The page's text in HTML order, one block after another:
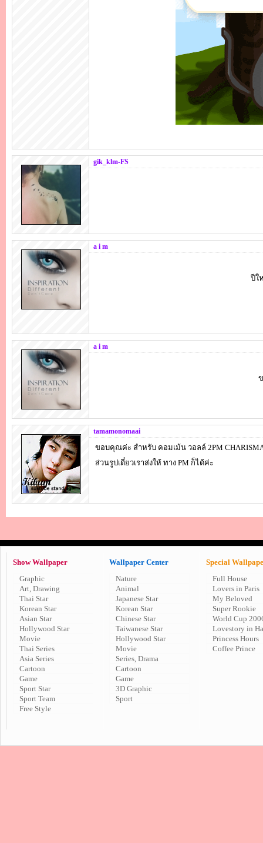
gik_klm-FS
a i m
ปีใ
a i m
tamamonomaai
ขอบคุณค่ะ สำหรับ คอมเม้น วอลล์ 2PM
ส่วนรูปเดี๋ยวเราส่งให้ ทาง PM ก็ได้ค่ะ
Show Wallpaper
Graphic
Art, Drawing
Thai Star
Korean Star
Asian Star
Hollywood Star
Movie
Thai Series
Asia Series
Cartoon
Game
Sport Star
Sport Team
Free Style
Wallpaper Center
Nature
Animal
Japanese Star
Korean Star
Chinese Star
Taiwanese Star
Hollywood Star
Movie
Series, Drama
Cartoon
Game
3D Graphic
Sport
Special
Full House
Lovers in Paris
My Beloved
Super Rookie
World Cup
Lovestory in
Princess Hours
Coffee Prince